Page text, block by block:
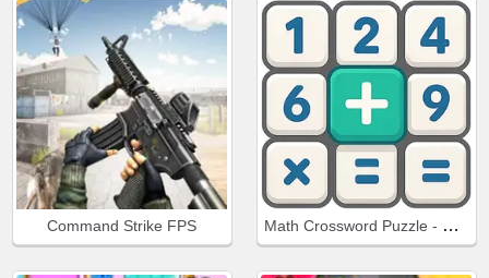
Command Strike FPS Math Crossword Puzzle - Genius Edition